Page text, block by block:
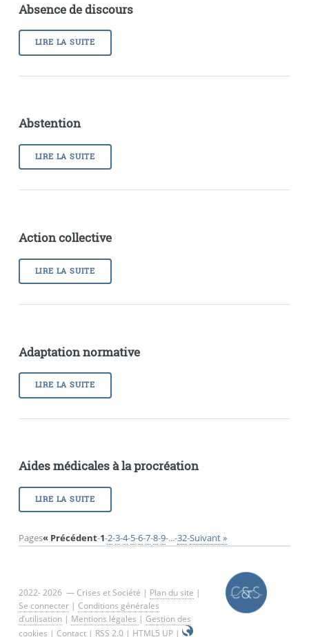
Absence de discours
LIRE LA SUITE
Abstention
LIRE LA SUITE
Action collective
LIRE LA SUITE
Adaptation normative
LIRE LA SUITE
Aides médicales à la procréation
LIRE LA SUITE
Pages« Précédent-1-2-3-4-5-6-7-8-9-...-32-Suivant »
2022- 2026 — Crises et Société | Plan du site |
Se connecter| Conditions générales
d’utilisation| Mentions légales | Gestion des
cookies | Contact| RSS 2.0| HTML5 UP|